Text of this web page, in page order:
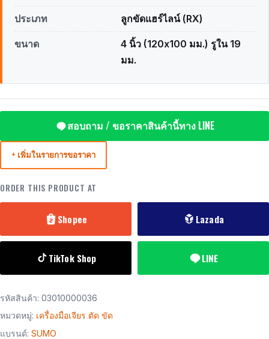
ประเภท ลูกขัดแฮร์ไลน์ (RX)
ขนาด
4 นิ้ว (120x100 มม.) รูใน 19
มม.
สอบถาม / ขอราคาสินค้านี้ทาง LINE
+ เพิ่มในรายการขอราคา
ORDER THIS PRODUCT AT
Shopee Lazada
TikTok Shop LINE
รหัสสินค้า: 03010000036
หมวดหมู่: เครื่องมือเจียร ตัด ขัด
แบรนด์: SUMO